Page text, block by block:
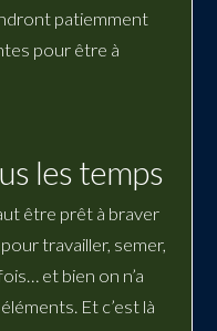
patiemment
pour être à
les temps
être prêt à braver
travailler, semer,
et bien on n’a
Et c’est là